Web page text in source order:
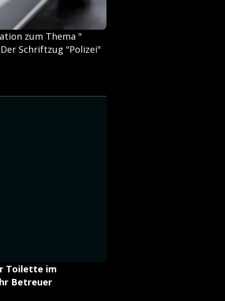
zum Thema "
Schriftzug "Polizei"
Toilette im
Betreuer